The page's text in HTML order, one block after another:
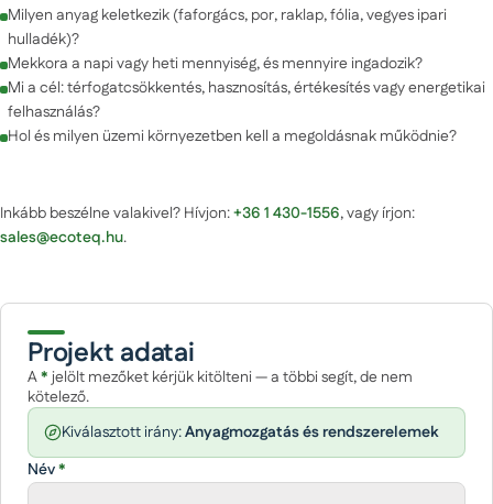
Milyen anyag keletkezik (faforgács, por, raklap, fólia, vegyes ipari
hulladék)?
Mekkora a napi vagy heti mennyiség, és mennyire ingadozik?
Mi a cél: térfogatcsökkentés, hasznosítás, értékesítés vagy energetikai
felhasználás?
Hol és milyen üzemi környezetben kell a megoldásnak működnie?
Inkább beszélne valakivel? Hívjon:+36 1 430-1556, vagy írjon:
sales@ecoteq.hu.
Projekt adatai
A*jelölt mezőket kérjük kitölteni — a többi segít, de nem
kötelező.
Kiválasztott irány:Anyagmozgatás és rendszerelemek
Név*